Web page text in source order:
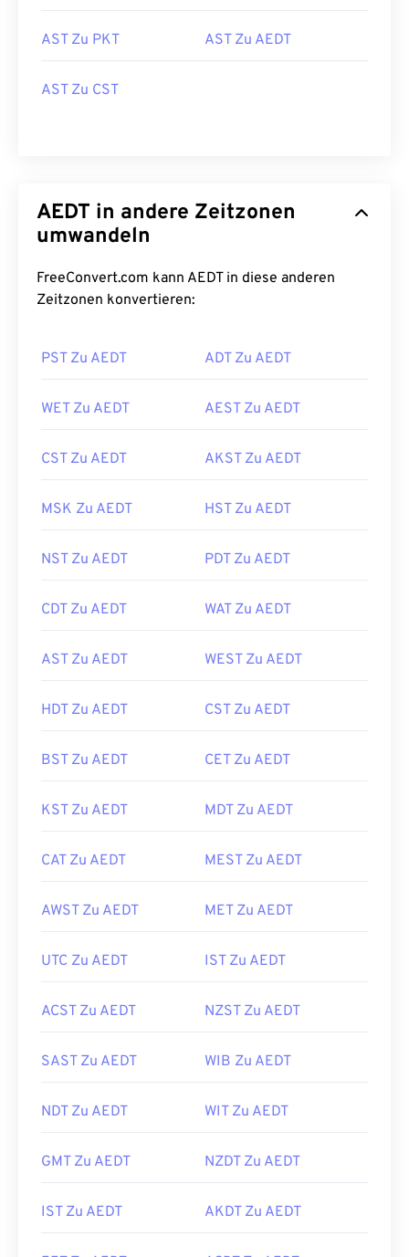
AST Zu PKT AST Zu AEDT
AST Zu CST
AEDT in andere Zeitzonen
umwandeln
FreeConvert.com kann AEDT in diese anderen
Zeitzonen konvertieren:
PST Zu AEDT ADT Zu AEDT
WET Zu AEDT AEST Zu AEDT
CST Zu AEDT AKST Zu AEDT
MSK Zu AEDT HST Zu AEDT
NST Zu AEDT PDT Zu AEDT
CDT Zu AEDT WAT Zu AEDT
AST Zu AEDT WEST Zu AEDT
HDT Zu AEDT CST Zu AEDT
BST Zu AEDT CET Zu AEDT
KST Zu AEDT MDT Zu AEDT
CAT Zu AEDT MEST Zu AEDT
AWST Zu AEDT MET Zu AEDT
UTC Zu AEDT IST Zu AEDT
ACST Zu AEDT NZST Zu AEDT
SAST Zu AEDT WIB Zu AEDT
NDT Zu AEDT WIT Zu AEDT
GMT Zu AEDT NZDT Zu AEDT
IST Zu AEDT AKDT Zu AEDT